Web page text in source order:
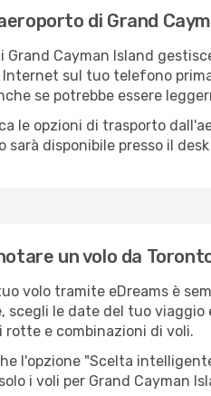
di Grand
Grand Cayman Island
sul tuo telefono
se potrebbe essere
le opzioni di trasporto
sarà disponibile presso il
un volo da
volo tramite eDreams è
scegli le date del tuo viaggio
rotte e combinazioni di voli.
l'opzione "Scelta
i voli per Grand Cayman